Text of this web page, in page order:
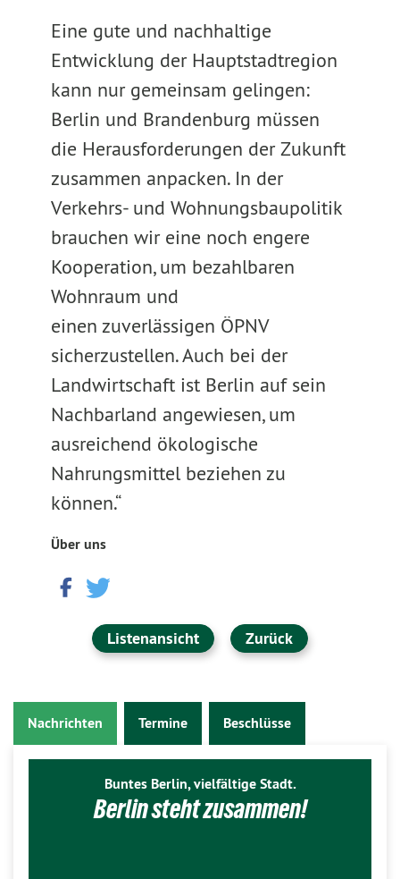
Eine gute und nachhaltige
Entwicklung der Hauptstadtregion
kann nur gemeinsam gelingen:
Berlin und Brandenburg müssen
die Herausforderungen der Zukunft
zusammen anpacken. In der
Verkehrs- und Wohnungsbaupolitik
brauchen wir eine noch engere
Kooperation, um bezahlbaren
Wohnraum und
einen zuverlässigen ÖPNV
sicherzustellen. Auch bei der
Landwirtschaft ist Berlin auf sein
Nachbarland angewiesen, um
ausreichend ökologische
Nahrungsmittel beziehen zu
können.“
Über uns
Listenansicht Zurück
Nachrichten Termine Beschlüsse
Buntes Berlin, vielfältige Stadt.
Berlin steht zusammen!